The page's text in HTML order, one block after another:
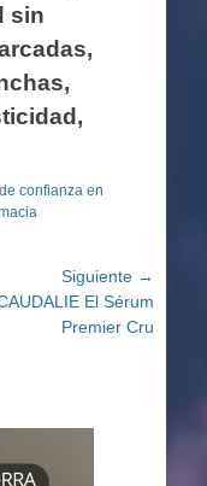
sin
confianza en
Siguiente →
El Sérum
Premier Cru